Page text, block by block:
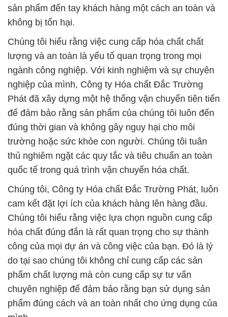
sản phẩm đến tay khách hàng một cách an toàn và
không bị tổn hại.
Chúng tôi hiểu rằng việc cung cấp hóa chất chất
lượng và an toàn là yếu tố quan trọng trong mọi
ngành công nghiệp. Với kinh nghiệm và sự chuyên
nghiệp của mình, Công ty Hóa chất Đắc Trường
Phát đã xây dựng một hệ thống vận chuyển tiên tiến
để đảm bảo rằng sản phẩm của chúng tôi luôn đến
đúng thời gian và không gây nguy hại cho môi
trường hoặc sức khỏe con người. Chúng tôi tuân
thủ nghiêm ngặt các quy tắc và tiêu chuẩn an toàn
quốc tế trong quá trình vận chuyển hóa chất.
Chúng tôi, Công ty Hóa chất Đắc Trường Phát, luôn
cam kết đặt lợi ích của khách hàng lên hàng đầu.
Chúng tôi hiểu rằng việc lựa chọn nguồn cung cấp
hóa chất đúng đắn là rất quan trọng cho sự thành
công của mọi dự án và công việc của bạn. Đó là lý
do tại sao chúng tôi không chỉ cung cấp các sản
phẩm chất lượng mà còn cung cấp sự tư vấn
chuyên nghiệp để đảm bảo rằng bạn sử dụng sản
phẩm đúng cách và an toàn nhất cho ứng dụng của